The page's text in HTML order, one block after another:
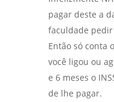
pagar deste a
faculdade
Então só conta
você ligou ou
e 6 meses o
de lhe pagar.